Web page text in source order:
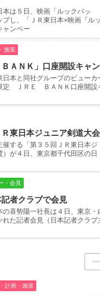
は５日、映画「ルックバッ
し、「ＪＲ東日本×映画『ルッ
ャンペー
施策
ＡＮＫ」口座開設キャ
本と同社グループのビューカ
定 ＪＲＥ ＢＡＮＫ口座開設
東日本ジュニア剣道大会
する「第３５回ＪＲ東日本ジ
が４日、東京都千代田区の日
・会見
者クラブで会見
喜㔟陽一社長は４日、東京・
た記者会見（日本記者クラブ
計画・施策